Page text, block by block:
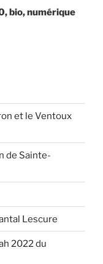
bio, numérique
et le Ventoux
de Sainte-
Lescure
2022 du